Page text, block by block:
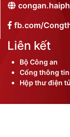
fb.com/
Liên kết
Bộ Công an
Cổng thông
Hộp thư điện